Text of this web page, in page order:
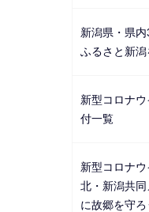
新潟県・県
ふるさと新潟
新型コロナ
付一覧
新型コロナ
北・新潟共
に故郷を守ろ